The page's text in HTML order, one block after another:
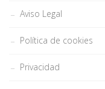
Aviso Legal
Política de cookies
Privacidad